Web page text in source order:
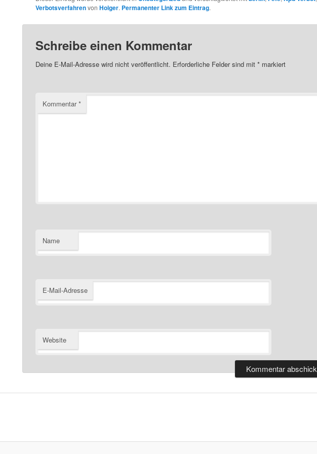
Verbotsverfahrenvon Holger. Permanenter Link zum Eintrag.
Schreibe einen Kommentar
Deine E-Mail-Adresse wird nicht veröffentlicht. Erforderliche Felder sind mit *markiert
Kommentar*
Name
E-Mail-Adresse
Website